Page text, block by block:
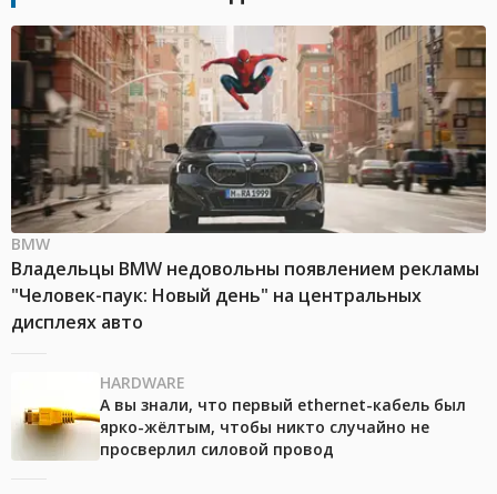
BMW
Владельцы BMW недовольны появлением рекламы
"Человек-паук: Новый день" на центральных
дисплеях авто
HARDWARE
А вы знали, что первый ethernet-кабель был
ярко-жёлтым, чтобы никто случайно не
просверлил силовой провод